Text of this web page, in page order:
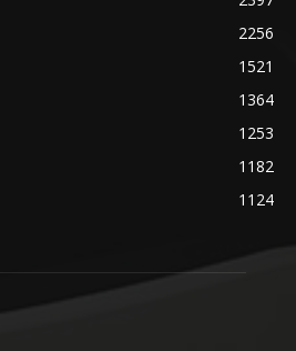
2256
1521
1364
1253
1182
1124